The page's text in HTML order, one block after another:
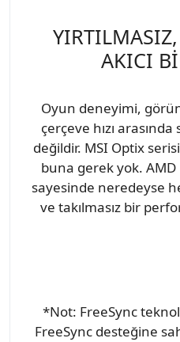
AKICI
Oyun deneyimi,
çerçeve hızı
değildir. MSI Optix
buna gerek yok.
sayesinde neredeyse
ve takılmasız bir
*Not: FreeSync
FreeSync desteğine